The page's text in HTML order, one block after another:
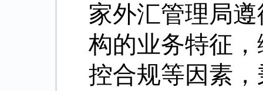
家外汇管理局
构的业务特征
控合规等因素